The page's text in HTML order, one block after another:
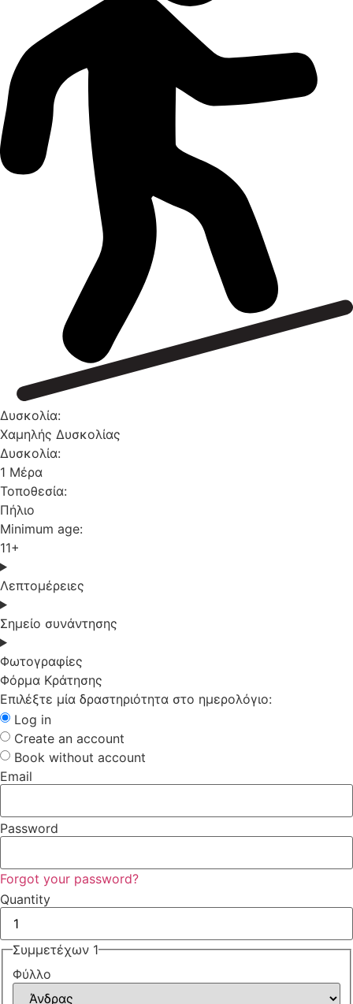
Δυσκολία:
Χαμηλής Δυσκολίας
Δυσκολία:
1 Μέρα
Τοποθεσία:
Πήλιο
Minimum age:
11+
Λεπτομέρειες
Σημείο συνάντησης
Φωτογραφίες
Φόρμα Κράτησης
Επιλέξτε μία δραστηριότητα στο ημερολόγιο:
Log in
Create an account
Book without account
Email
Password
Forgot your password?
Quantity
Συμμετέχων 1
Φύλλο